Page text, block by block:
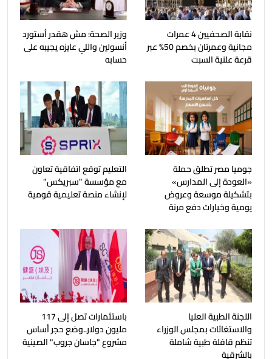
نقابة الصحفيين 4 عمرات
مجانية وعمرتان بخصم 50% عبر
قرعة علنية السبت
وزير الصحة: مش هقدر أستورد
أنسولين واللي عايزه يجيبه على
حسابه
جوميا مصر تطلق حملة
«العودة إلى المدارس»
بتشكيلة موسعة وعروض
يومية وخيارات دفع مرنة
التعليم توقع اتفاقية تعاون
مع مؤسسة "سبريكس"
لإنشاء منصة تعليمية قومية
اللجنة الطبية العليا
والاستغاثات بمجلس الوزراء
تنظم قافلة طبية شاملة
بالشرقية
باستثمارات تصل إلى 117
مليون دولار..وضع حجر أساس
مشروع "جاسان جروب" الصينية